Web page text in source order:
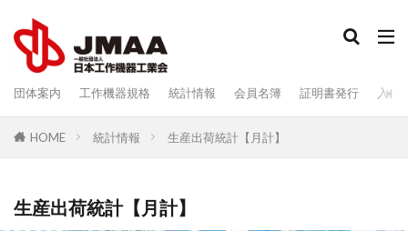
団体案内 工作機器規格 統計情報 会員名簿 証明書発行 入会
HOME 統計情報 生産出荷統計【月計】
生産出荷統計【月計】